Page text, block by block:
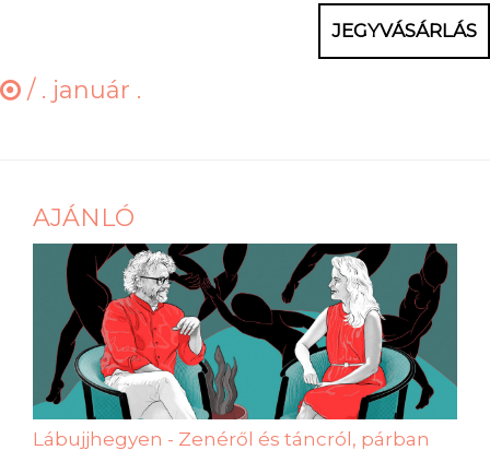
JEGYVÁSÁRLÁS
/ . január .
AJÁNLÓ
Lábujjhegyen - Zenéről és táncról, párban